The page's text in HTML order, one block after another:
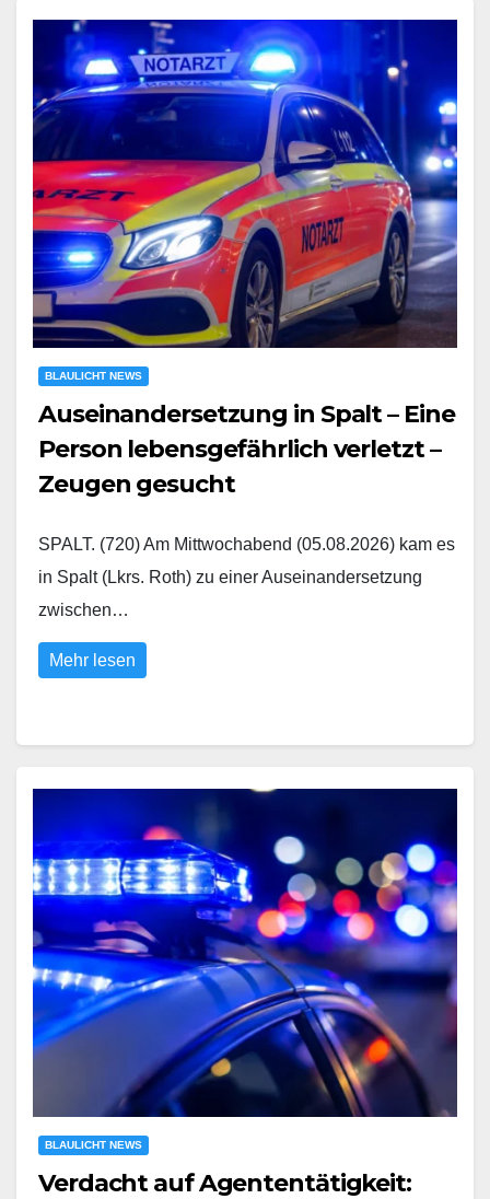
BLAULICHT NEWS
Auseinandersetzung in Spalt – Eine
Person lebensgefährlich verletzt –
Zeugen gesucht
SPALT. (720) Am Mittwochabend (05.08.2026) kam es
in Spalt (Lkrs. Roth) zu einer Auseinandersetzung
zwischen…
Mehr lesen
BLAULICHT NEWS
Verdacht auf Agententätigkeit: